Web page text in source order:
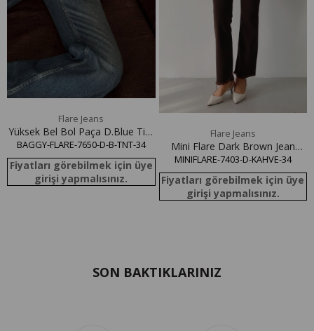
Flare Jeans
Yüksek Bel Bol Paça D.Blue Tint
Baggy Flare Jean Pantolon
BAGGY-FLARE-7650-D-B-TNT-34
Fiyatları görebilmek için üye
girişi yapmalısınız.
Flare Jeans
Mini Flare Dark Brown Jean
Pantolon
MINIFLARE-7403-D-KAHVE-34
Fiyatları görebilmek için üye
girişi yapmalısınız.
SON BAKTIKLARINIZ